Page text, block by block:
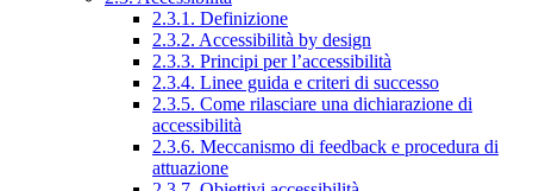
2.3.1. Definizione
2.3.2. Accessibilità by design
2.3.3. Principi per l’accessibilità
2.3.4. Linee guida e criteri di successo
2.3.5. Come rilasciare una dichiarazione di
accessibilità
2.3.6. Meccanismo di feedback e procedura di
attuazione